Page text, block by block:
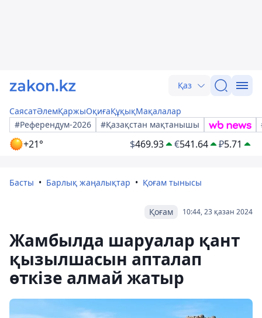
Қаз
СаясатӘлемҚаржыОқиғаҚұқықМақалалар
#Референдум-2026
#Қазақстан мақтанышы
+21° $469.93 €541.64 ₽5.71
Басты Барлық жаңалықтар Қоғам тынысы
10:44, 23 қазан 2024
Қоғам
Жамбылда шаруалар қант
қызылшасын апталап
өткізе алмай жатыр